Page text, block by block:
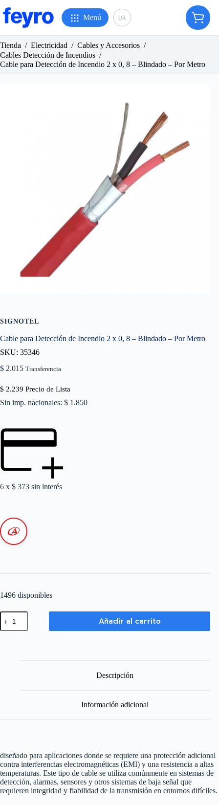
al
contenido
Menú
Carro
de
Tienda / Electricidad / Cables y Accesorios /
Cables Detección de Incendios /
Cable para Detección de Incendio 2 x 0, 8 – Blindado – Por Metro
SIGNOTEL
Cable para Detección de Incendio 2 x 0, 8 – Blindado – Por Metro
SKU: 35346
$ 2.015 Transferencia
$ 2.239 Precio de Lista
Sin imp. nacionales: $ 1.850
6 x $ 373 sin interés
1496 disponibles
Cable
para
Detección
Añadir al carrito
Descripción
Información adicional
diseñado para aplicaciones donde se requiere una protección adicional
contra interferencias electromagnéticas (EMI) y una resistencia a altas
temperaturas. Este tipo de cable se utiliza comúnmente en sistemas de
detección, alarmas, sensores y otros sistemas de baja señal que
requieren integridad y fiabilidad de la transmisión en entornos difíciles.